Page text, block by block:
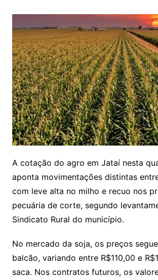
A cotação do agro em Jataí nesta
aponta movimentações distintas
com leve alta no milho e recuo nos
pecuária de corte, segundo
Sindicato Rural do município.
No mercado da soja, os preços
balcão, variando entre R$110,00 e
saca. Nos contratos futuros, os